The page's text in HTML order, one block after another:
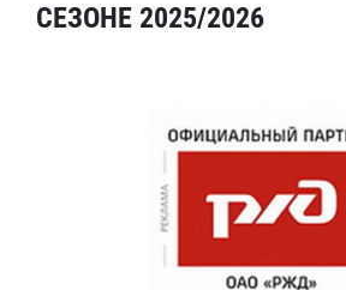
СЕЗОНЕ 2025/2026